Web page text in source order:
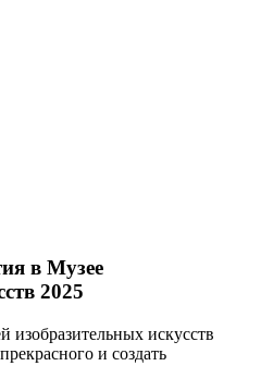
в Музее
2025
изобразительных искусств
и создать